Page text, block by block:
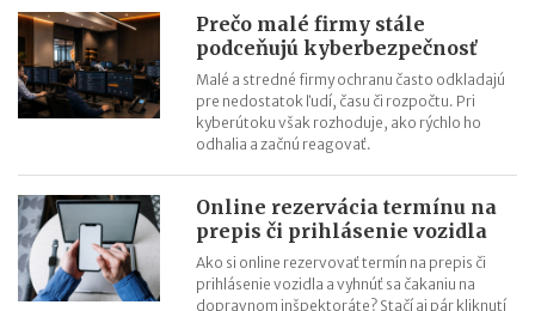
Revolúcia v doručovaní listov: výdajné boxy už nie sú len pre
balíky, poštu si vyzdvihnete kedykoľvek
Efektívny rast v roku 2026: Objavte potenciál AI aj na Kaufland
online trhovisku
Black Friday: Ako môžu slovenskí predajcovia využiť nákupnú
Najsilnejšia predvianočná sezóna: 5 krokov k vyšším tržbám
Prečo malé firmy stále
podceňujú kyberbezpečnosť
Malé a stredné firmy ochranu často odkladajú
pre nedostatok ľudí, času či rozpočtu. Pri
kyberútoku však rozhoduje, ako rýchlo ho
odhalia a začnú reagovať.
Online rezervácia termínu na
prepis či prihlásenie vozidla
Ako si online rezervovať termín na prepis či
prihlásenie vozidla a vyhnúť sa čakaniu na
dopravnom inšpektoráte? Stačí aj pár kliknutí